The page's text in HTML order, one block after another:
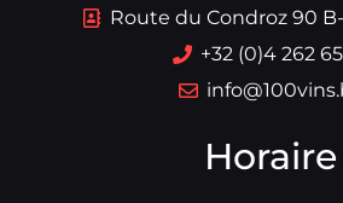
Route du Condroz 90
+32 (0)4 262
Horaire